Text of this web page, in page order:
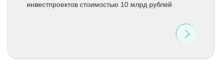
инвестпроектов стоимостью 10 млрд рублей